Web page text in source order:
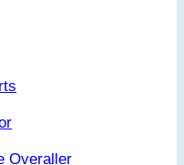
Overaller